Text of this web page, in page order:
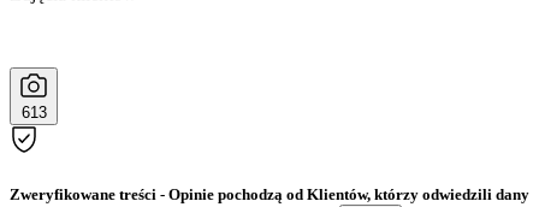
613
Zweryfikowane treści - Opinie pochodzą od Klientów, którzy odwiedzili dany